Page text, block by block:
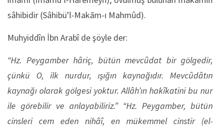
sâhibidir (Sâhibü’l-Makām-ı Mahmûd).
Muhyiddîn İbn Arabî de şöyle der:
“Hz. Peygamber hâriç, bütün mevcûdat bir gölgedir,
çünkü O, ilk nurdur, ışığın kaynağıdır. Mevcûdâtın
kaynağı olarak gölgesi yoktur. Allâh’ın hakîkatini bu nur
ile görebilir ve anlayabiliriz.” “Hz. Peygamber, bütün
cinsleri cem eden nihâî, en mükemmel cinstir (el-